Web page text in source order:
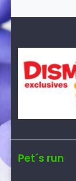
Pet´s run